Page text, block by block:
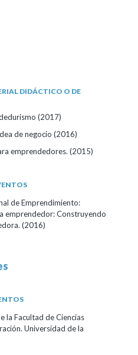
DIDÁCTICO O DE
(2017)
de negocio (2016)
emprendedores. (2015)
de Emprendimiento:
emprendedor: Construyendo
(2016)
la Facultad de Ciencias
Universidad de la